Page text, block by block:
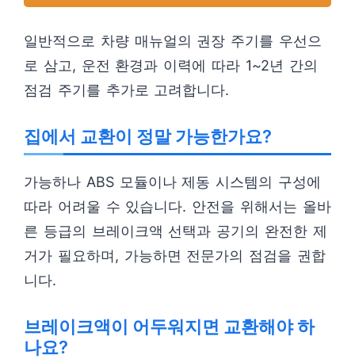
일반적으로 차량 매뉴얼의 권장 주기를 우선으
로 삼고, 운전 환경과 이력에 따라 1~2년 간의
점검 주기를 추가로 고려합니다.
집에서 교환이 정말 가능한가요?
가능하나 ABS 모듈이나 제동 시스템의 구성에
따라 어려울 수 있습니다. 안전을 위해서는 올바
른 등급의 브레이크액 선택과 공기의 완전한 제
거가 필요하며, 가능하면 전문가의 점검을 권합
니다.
브레이크액이 어두워지면 교환해야 하
나요?